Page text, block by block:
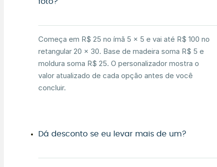
foto?
Começa em R$ 25 no ímã 5 × 5 e vai até R$ 100 no
retangular 20 × 30. Base de madeira soma R$ 5 e
moldura soma R$ 25. O personalizador mostra o
valor atualizado de cada opção antes de você
concluir.
Dá desconto se eu levar mais de um?